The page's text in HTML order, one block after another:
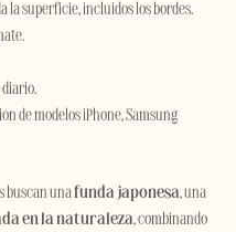
la superficie, incluidos los bordes.
de modelos iPhone, Samsung
buscan unafunda japonesa, una
en la naturaleza, combinando